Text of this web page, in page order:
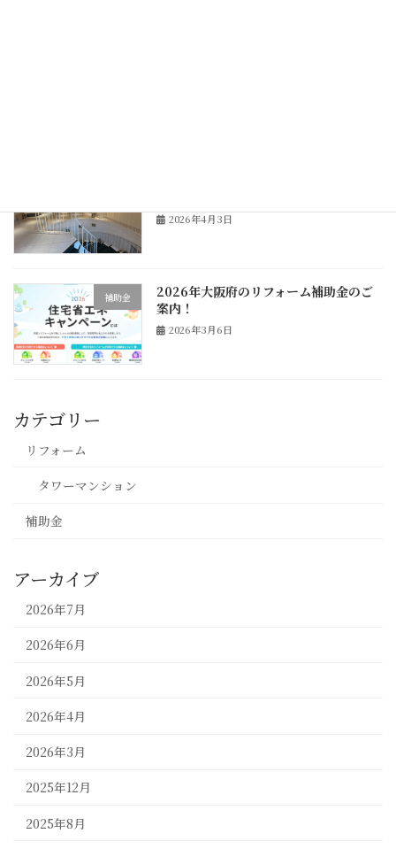
2026年4月3日
補助金
2026年大阪府のリフォーム補助金のご
案内！
2026年3月6日
カテゴリー
リフォーム
タワーマンション
補助金
アーカイブ
2026年7月
2026年6月
2026年5月
2026年4月
2026年3月
2025年12月
2025年8月